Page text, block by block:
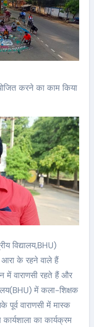
करने का काम किया
विद्यालय,BHU)
के रहने वाले हैं
में वाराणसी रहते हैं और
में कला-शिक्षक
पूर्व वाराणसी में मास्क
का कार्यक्रम